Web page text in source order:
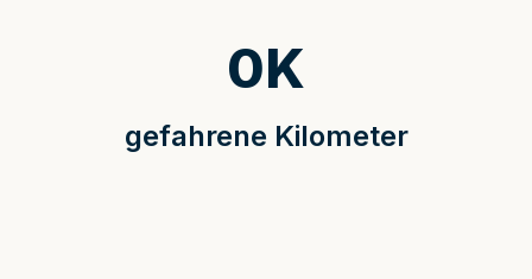
gefahrene Kilometer
0K